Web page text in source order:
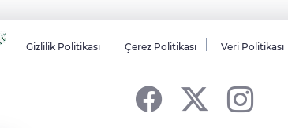
Gizlilik Politikası Çerez Politikası Veri Politikası